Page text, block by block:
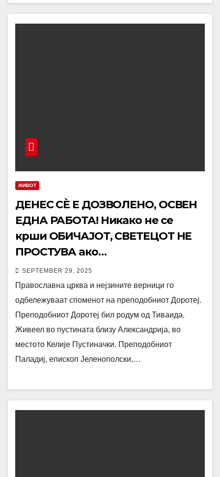
ЖИВОТ
ДЕНЕС СÈ Е ДОЗВОЛЕНО, ОСВЕН
ЕДНА РАБОТА! Никако не се
крши ОБИЧАЈОТ, СВЕТЕЦОТ НЕ
ПРОСТУВА ако…
SEPTEMBER 29, 2025
Православна црква и нејзините верници го
одбележуваат споменот на преподобниот Доротеј.
Преподобниот Доротеј бил родум од Тиваида.
Живеел во пустината близу Александрија, во
местото Келије Пустиначки. Преподобниот
Паладиј, епископ Јеленополски,…